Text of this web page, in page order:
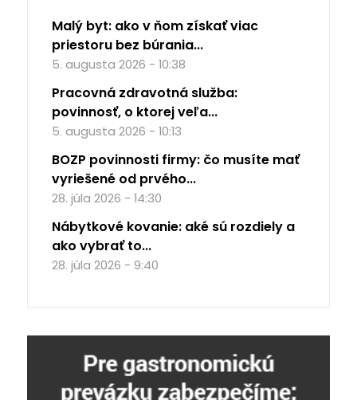
Malý byt: ako v ňom získať viac
priestoru bez búrania...
5. augusta 2026 - 10:38
Pracovná zdravotná služba:
povinnosť, o ktorej veľa...
5. augusta 2026 - 10:13
BOZP povinnosti firmy: čo musíte mať
vyriešené od prvého...
28. júla 2026 - 14:30
Nábytkové kovanie: aké sú rozdiely a
ako vybrať to...
28. júla 2026 - 9:40